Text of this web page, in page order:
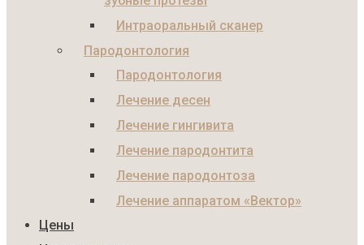
Интраоральный сканер
Пародонтология
Пародонтология
Лечение десен
Лечение гингивита
Лечение пародонтита
Лечение пародонтоза
Лечение аппаратом «Вектор»
Цены